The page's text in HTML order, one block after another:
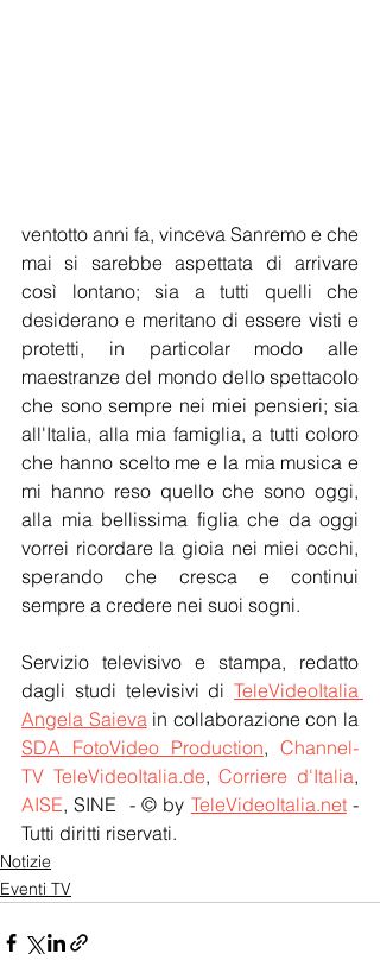
ventotto anni fa, vinceva Sanremo e che
mai si sarebbe aspettata di arrivare
così lontano; sia a tutti quelli che
desiderano e meritano di essere visti e
protetti, in particolar modo alle
maestranze del mondo dello spettacolo
che sono sempre nei miei pensieri; sia
all'Italia, alla mia famiglia, a tutti coloro
che hanno scelto me e la mia musica e
mi hanno reso quello che sono oggi,
alla mia bellissima figlia che da oggi
vorrei ricordare la gioia nei miei occhi,
sperando che cresca e continui
sempre a credere nei suoi sogni.
Servizio televisivo e stampa, redatto
dagli studi televisivi di TeleVideoItalia
Angela Saieva
SDA FotoVideo Production, Channel-
TV TeleVideoItalia.de, Corriere d'Italia
AISE, SINE  - © by TeleVideoItalia.net -
Tutti diritti riservati.
Notizie
Eventi TV